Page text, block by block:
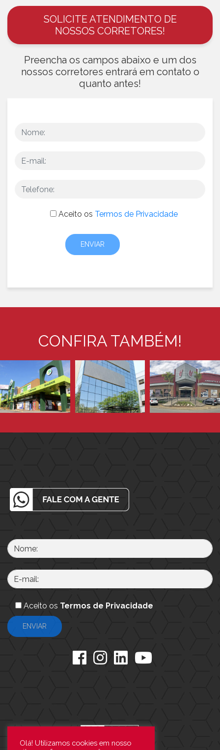
SOLICITE ATENDIMENTO DE
NOSSOS CORRETORES!
Preencha os campos abaixo e um dos
nossos corretores entrará em contato o
quanto antes!
Aceito os Termos de Privacidade
CONFIRA TAMBÉM!
Aceito os Termos de Privacidade
Olá! Utilizamos cookies em nosso